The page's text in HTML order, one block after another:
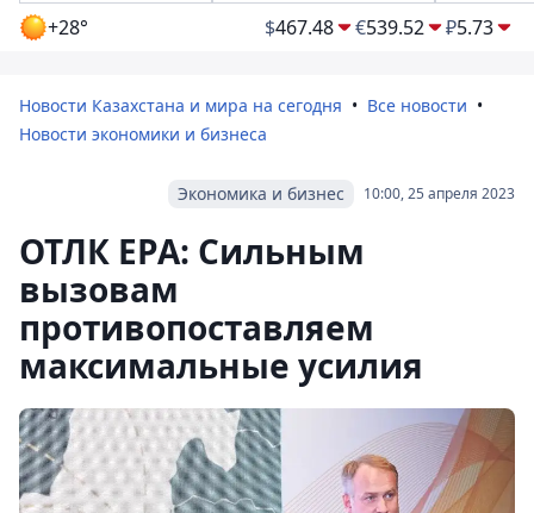
+28° $467.48 €539.52 ₽5.73
Новости Казахстана и мира на сегодня
Все новости
Новости экономики и бизнеса
10:00, 25 апреля 2023
Экономика и бизнес
ОТЛК ЕРА: Сильным
вызовам
противопоставляем
максимальные усилия